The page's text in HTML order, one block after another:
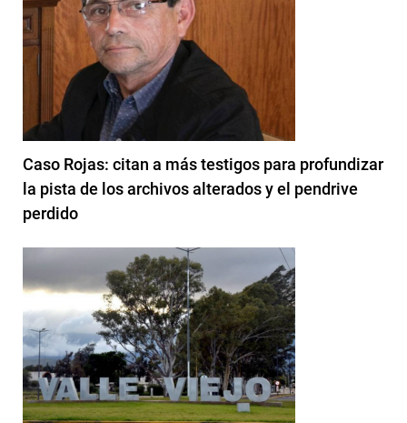
Caso Rojas: citan a más testigos para profundizar
la pista de los archivos alterados y el pendrive
perdido